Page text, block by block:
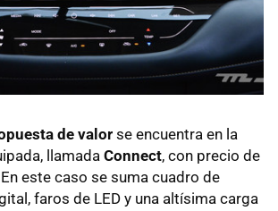
de valor se encuentra en la
llamada Connect, con precio de
este caso se suma cuadro de
faros de LED y una altísima carga